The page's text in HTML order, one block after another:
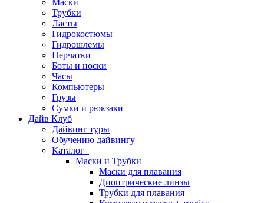
Маски
Трубки
Ласты
Гидрокостюмы
Гидрошлемы
Перчатки
Боты и носки
Часы
Компьютеры
Грузы
Сумки и рюкзаки
Дайв Клуб
Дайвинг туры
Обучению дайвингу
Каталог
Маски и Трубки
Маски для плавания
Диоптрические линзы
Трубки для плавания